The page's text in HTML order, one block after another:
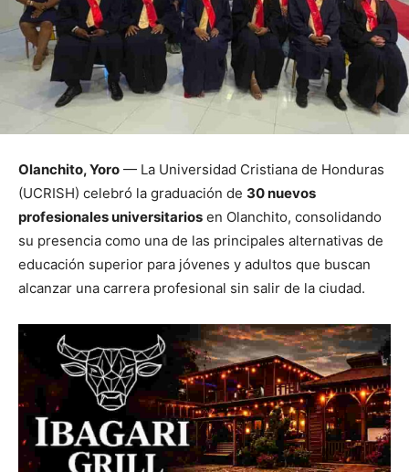
Olanchito, Yoro — La Universidad Cristiana de Honduras
(UCRISH) celebró la graduación de 30 nuevos
profesionales universitarios en Olanchito, consolidando
su presencia como una de las principales alternativas de
educación superior para jóvenes y adultos que buscan
alcanzar una carrera profesional sin salir de la ciudad.